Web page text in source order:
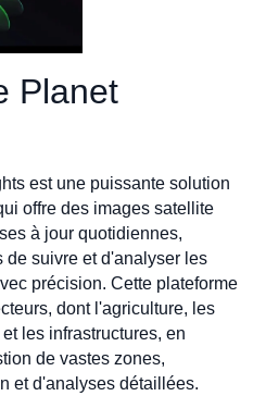
Planet
est une puissante solution
offre des images satellite
à jour quotidiennes,
de suivre et d'analyser les
précision. Cette plateforme
dont l'agriculture, les
les infrastructures, en
de vastes zones,
et d'analyses détaillées.